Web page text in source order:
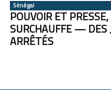
Sénégal
POUVOIR ET
SURCHAUFFE — DES
ARRÊTÉS